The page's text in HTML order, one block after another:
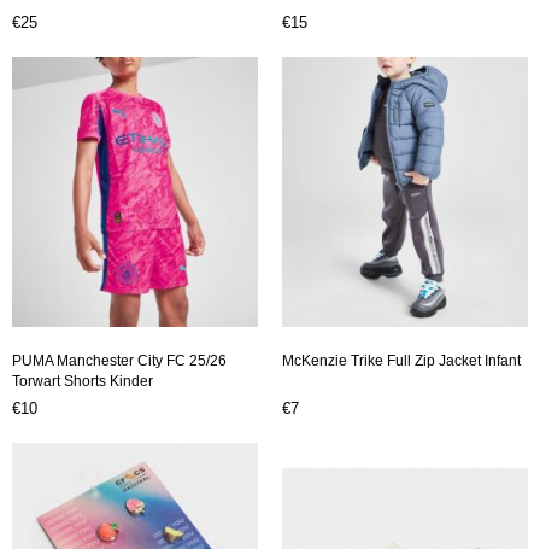
€25 €15
PUMA Manchester City FC 25/26
Torwart Shorts Kinder
€10
McKenzie Trike Full Zip Jacket Infant
€7